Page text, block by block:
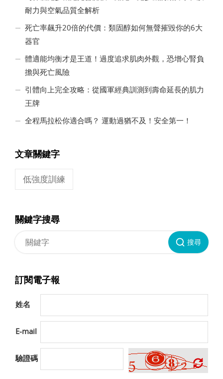
耐力與空氣品質全解析
死亡率飆升20倍的代價：類固醇如何無聲摧毀你的6大
器官
體適能均衡才是王道！過度追求肌肉外觀，恐增心腎負
擔與死亡風險
引體向上完全攻略：從國軍經典訓測到壽命延長的肌力
王牌
全程馬拉松你適合嗎？ 運動過猶不及！安全第一！
文章關鍵字
低強度訓練
關鍵字搜尋
搜尋
訂閱電子報
姓名
E-mail
驗證碼